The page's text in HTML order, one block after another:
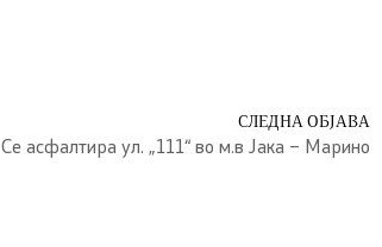
СЛЕДНА ОБЈАВА
Се асфалтира ул. „111“ во м.в Јака – Марино